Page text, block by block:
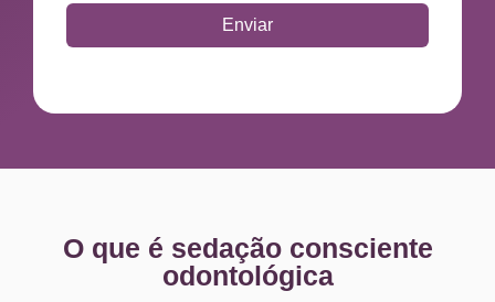
Enviar
O que é sedação consciente
odontológica